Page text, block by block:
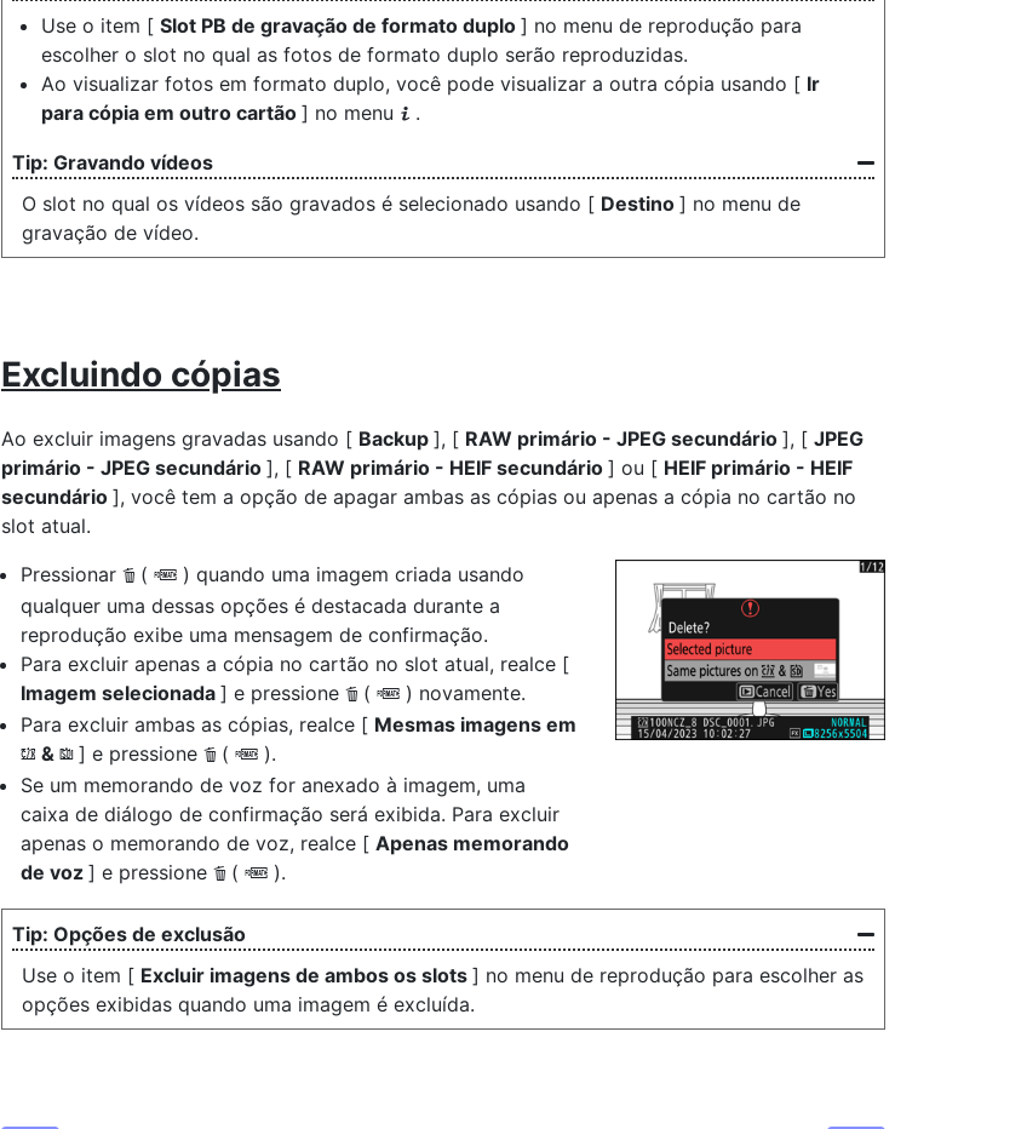
Use o item [ Slot PB de gravação de formato duplo ] no menu de reprodução para
escolher o slot no qual as fotos de formato duplo serão reproduzidas.
Ao visualizar fotos em formato duplo, você pode visualizar a outra cópia usando [ Ir
para cópia em outro cartão ] no menu i .
Gravando vídeos
O slot no qual os vídeos são gravados é selecionado usando [ Destino ] no menu de
gravação de vídeo.
Excluindo cópias
Ao excluir imagens gravadas usando [ Backup ], [ RAW primário - JPEG secundário ], [ JPEG
primário - JPEG secundário ], [ RAW primário - HEIF secundário ] ou [ HEIF primário - HEIF
secundário ], você tem a opção de apagar ambas as cópias ou apenas a cópia no cartão no
slot atual.
Pressionar O ( Q ) quando uma imagem criada usando
qualquer uma dessas opções é destacada durante a
reprodução exibe uma mensagem de confirmação.
Para excluir apenas a cópia no cartão no slot atual, realce [
Imagem selecionada ] e pressione O ( Q ) novamente.
Para excluir ambas as cópias, realce [ Mesmas imagens em
w & x ] e pressione O ( Q ).
Se um memorando de voz for anexado à imagem, uma
caixa de diálogo de confirmação será exibida. Para excluir
apenas o memorando de voz, realce [ Apenas memorando
de voz ] e pressione O ( Q ).
Opções de exclusão
Use o item [ Excluir imagens de ambos os slots ] no menu de reprodução para escolher as
opções exibidas quando uma imagem é excluída.